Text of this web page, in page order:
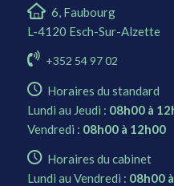
6, Faubourg
L-4120 Esch-Sur-Alzette
+352 54 97 02
Horaires du standard
Lundi au Jeudi : 08h00 à
Vendredi : 08h00 à 12h00
Horaires du cabinet
Lundi au Vendredi : 08h00